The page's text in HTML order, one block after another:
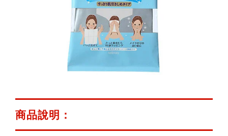
商品說明：